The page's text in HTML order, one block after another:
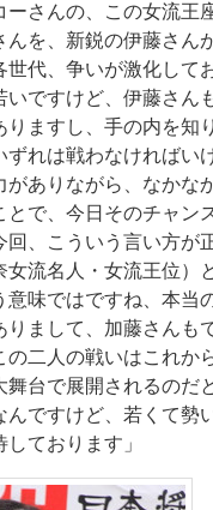
ーさんの、この女流
んを、新鋭の伊藤さん
世代、争いが激化して
ですけど、伊藤さん
りますし、手の内を知
ずれは戦わなければい
がありながら、なか
で、今日そのチャン
、こういう言い方が
女流名人・女流王位
意味ではですね、本当
りまして、加藤さんも
二人の戦いはこれか
台で展開されるのだ
ですけど、若くて勢
ております」